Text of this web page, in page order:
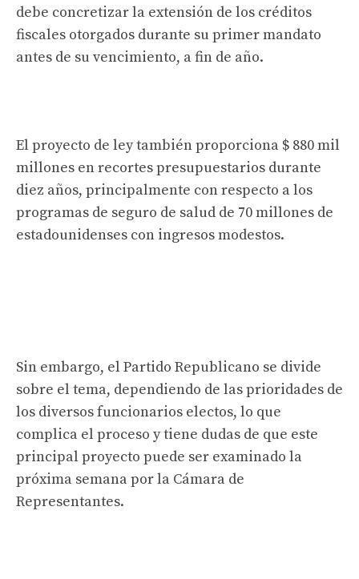
debe concretizar la extensión de los créditos
fiscales otorgados durante su primer mandato
antes de su vencimiento, a fin de año.
El proyecto de ley también proporciona $ 880 mil
millones en recortes presupuestarios durante
diez años, principalmente con respecto a los
programas de seguro de salud de 70 millones de
estadounidenses con ingresos modestos.
Sin embargo, el Partido Republicano se divide
sobre el tema, dependiendo de las prioridades de
los diversos funcionarios electos, lo que
complica el proceso y tiene dudas de que este
principal proyecto puede ser examinado la
próxima semana por la Cámara de
Representantes.